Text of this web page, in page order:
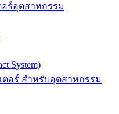
ร์อุตสาหกรรม
System)
อร์ สำหรับอุตสาหกรรม